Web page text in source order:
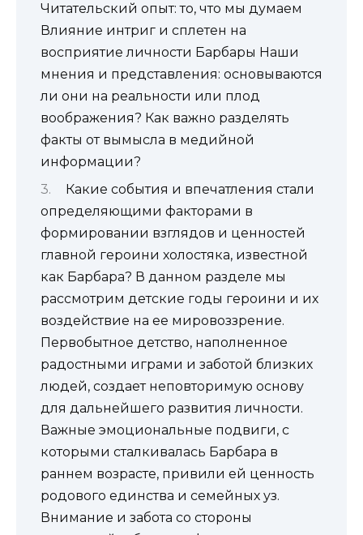
Читательский опыт: то, что мы думаем
Влияние интриг и сплетен на
восприятие личности Барбары Наши
мнения и представления: основываются
ли они на реальности или плод
воображения? Как важно разделять
факты от вымысла в медийной
информации?
Какие события и впечатления стали
определяющими факторами в
формировании взглядов и ценностей
главной героини холостяка, известной
как Барбара? В данном разделе мы
рассмотрим детские годы героини и их
воздействие на ее мировоззрение.
Первобытное детство, наполненное
радостными играми и заботой близких
людей, создает неповторимую основу
для дальнейшего развития личности.
Важные эмоциональные подвиги, с
которыми сталкивалась Барбара в
раннем возрасте, привили ей ценность
родового единства и семейных уз.
Внимание и забота со стороны